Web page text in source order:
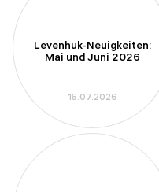
Levenhuk-Neuigkeiten:
Mai und Juni 2026
15.07.2026